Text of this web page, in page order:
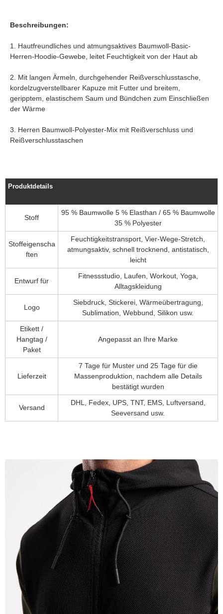
Beschreibungen:
1. Hautfreundliches und atmungsaktives Baumwoll-Basic-
Herren-Hoodie-Gewebe, leitet Feuchtigkeit von der Haut ab
2. Mit langen Ärmeln, durchgehender Reißverschlusstasche,
kordelzugverstellbarer Kapuze mit Futter und breitem,
geripptem, elastischem Saum und Bündchen zum Einschließen
der Wärme
3. Herren Baumwoll-Polyester-Mix mit Reißverschluss und
Reißverschlusstaschen
Produktdetails
Stoff
95 % Baumwolle 5 % Elasthan / 65 % Baumwolle
35 % Polyester
Stoffeigenscha
ften
Feuchtigkeitstransport, Vier-Wege-Stretch,
atmungsaktiv, schnell trocknend, antistatisch,
leicht
Entwurf für
Fitnessstudio, Laufen, Workout, Yoga,
Alltagskleidung
Logo
Siebdruck, Stickerei, Wärmeübertragung,
Sublimation, Webbund, Silikon usw.
Etikett /
Hangtag /
Paket
Angepasst an Ihre Marke
Lieferzeit
7 Tage für Muster und 25 Tage für die
Massenproduktion, nachdem alle Details
bestätigt wurden
Versand
DHL, Fedex, UPS, TNT, EMS, Luftversand,
Seeversand usw.